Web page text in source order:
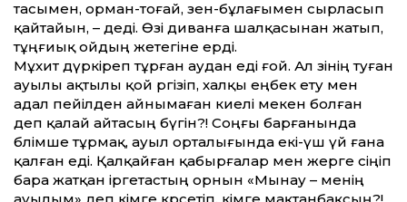
тасымен, орман-тоғай, өзен-бұлағымен сырласып
қайтайын, – деді. Өзі диванға шалқасынан жатып,
тұңғиық ойдың жетегіне ерді.
Мұхит дүркіреп тұрған аудан еді ғой. Ал өзінің туған
ауылы ақтылы қой өргізіп, халқы еңбек ету мен
адал пейілден айнымаған киелі мекен болған
деп қалай айтасың бүгін?! Соңғы барғанында
бөлімше тұрмақ, ауыл орталығында екі-үш үй ғана
қалған еді. Қалқайған қабырғалар мен жерге сіңіп
бара жатқан іргетастың орнын «Мынау – менің